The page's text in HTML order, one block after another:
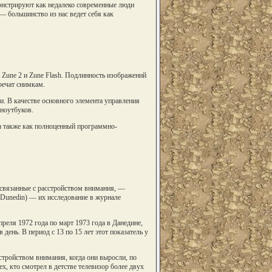
как недалеко современные люди
из нас ведет себя как
2 и Zune Flash. Подлинность изображений
снимкам.
качестве основного элемента управления
также как полноценный программно-
с расстройством внимания, —
— их исследование в журнале
1972 года по март 1973 года в Данедине,
В период с 13 по 15 лет этот показатель у
внимания, когда они выросли, по
кто смотрел в детстве телевизор более двух